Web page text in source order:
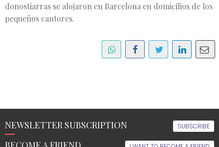
donostiarras se alojaron en Barcelona en domicilios de los
pequeños cantores.
NEWSLETTER SUBSCRIPTION SUBSCRIBE